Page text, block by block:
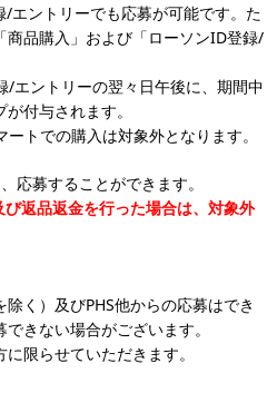
ントリーでも応募が可能です。た
商品購入」および「ローソンID登録/
エントリーの翌々日午後に、期間中
付与されます。
トでの購入は対象外となります。
応募することができます。
返品返金を行った場合は、対象外
く）及びPHS他からの応募はでき
きない場合がございます。
限らせていただきます。